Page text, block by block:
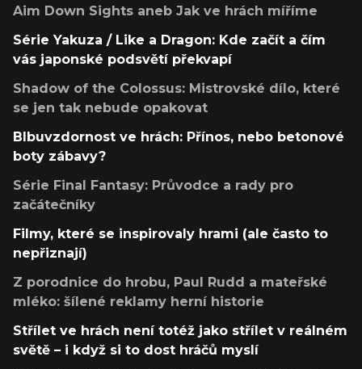
Aim Down Sights aneb Jak ve hrách míříme
Série Yakuza / Like a Dragon: Kde začít a čím
vás japonské podsvětí překvapí
Shadow of the Colossus: Mistrovské dílo, které
se jen tak nebude opakovat
Blbuvzdornost ve hrách: Přínos, nebo betonové
boty zábavy?
Série Final Fantasy: Průvodce a rady pro
začátečníky
Filmy, které se inspirovaly hrami (ale často to
nepřiznají)
Z porodnice do hrobu, Paul Rudd a mateřské
mléko: šílené reklamy herní historie
Střílet ve hrách není totéž jako střílet v reálném
světě – i když si to dost hráčů myslí